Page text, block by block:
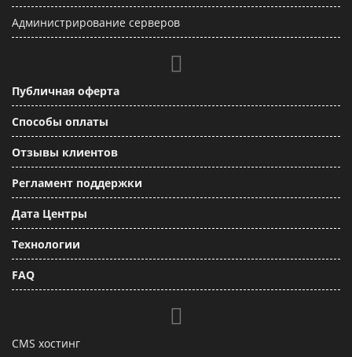
Администрирование серверов
Публичная оферта
Способы оплаты
Отзывы клиентов
Регламент поддержки
Дата Центры
Технологии
FAQ
CMS хостинг